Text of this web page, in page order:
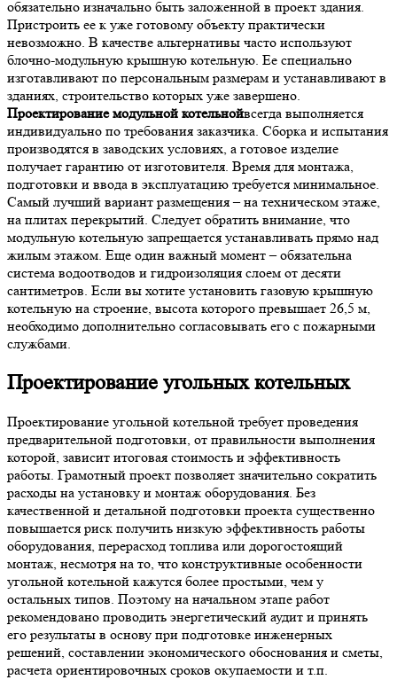
обязательно изначально быть заложенной в проект здания.
Пристроить ее к уже готовому объекту практически
невозможно. В качестве альтернативы часто используют
блочно-модульную крышную котельную. Ее специально
изготавливают по персональным размерам и устанавливают в
зданиях, строительство которых уже завершено.
Проектирование модульной котельнойвсегда выполняется
индивидуально по требования заказчика. Сборка и испытания
производятся в заводских условиях, а готовое изделие
получает гарантию от изготовителя. Время для монтажа,
подготовки и ввода в эксплуатацию требуется минимальное.
Самый лучший вариант размещения – на техническом этаже,
на плитах перекрытий. Следует обратить внимание, что
модульную котельную запрещается устанавливать прямо над
жилым этажом. Еще один важный момент – обязательна
система водоотводов и гидроизоляция слоем от десяти
сантиметров. Если вы хотите установить газовую крышную
котельную на строение, высота которого превышает 26,5 м,
необходимо дополнительно согласовывать его с пожарными
службами.
Проектирование угольных котельных
Проектирование угольной котельной требует проведения
предварительной подготовки, от правильности выполнения
которой, зависит итоговая стоимость и эффективность
работы. Грамотный проект позволяет значительно сократить
расходы на установку и монтаж оборудования. Без
качественной и детальной подготовки проекта существенно
повышается риск получить низкую эффективность работы
оборудования, перерасход топлива или дорогостоящий
монтаж, несмотря на то, что конструктивные особенности
угольной котельной кажутся более простыми, чем у
остальных типов. Поэтому на начальном этапе работ
рекомендовано проводить энергетический аудит и принять
его результаты в основу при подготовке инженерных
решений, составлении экономического обоснования и сметы,
расчета ориентировочных сроков окупаемости и т.п.